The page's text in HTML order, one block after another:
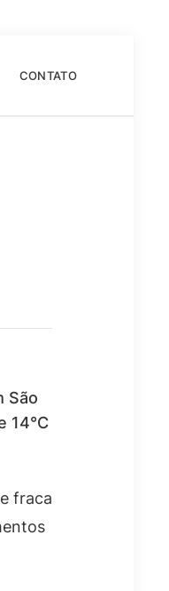
CONTATO
São
14°C
fraca